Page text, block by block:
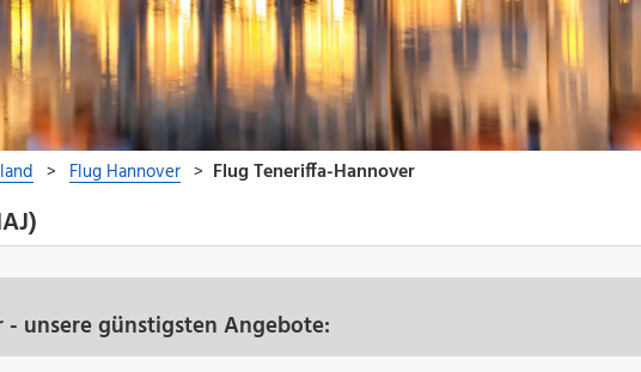
unsere günstigsten Angebote: